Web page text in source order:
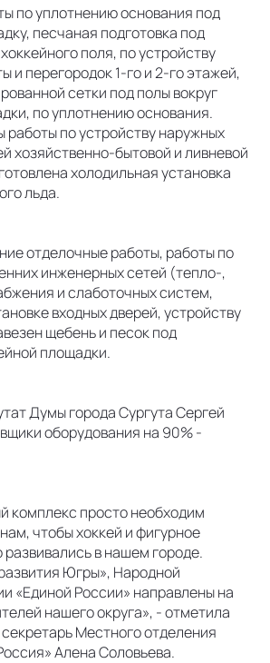
по уплотнению основания под
песчаная подготовка под
поля, по устройству
и перегородок 1-го и 2-го этажей,
сетки под полы вокруг
по уплотнению основания.
по устройству наружных
хозяйственно-бытовой и ливневой
холодильная установка
льда.
отделочные работы, работы по
инженерных сетей (тепло-,
и слаботочных систем,
входных дверей, устройству
щебень и песок под
площадки.
Думы города Сургута Сергей
оборудования на 90% -
комплекс просто необходим
чтобы хоккей и фигурное
в нашем городе.
Югры», Народной
«Единой России» направлены на
нашего округа», - отметила
Местного отделения
Алена Соловьева.